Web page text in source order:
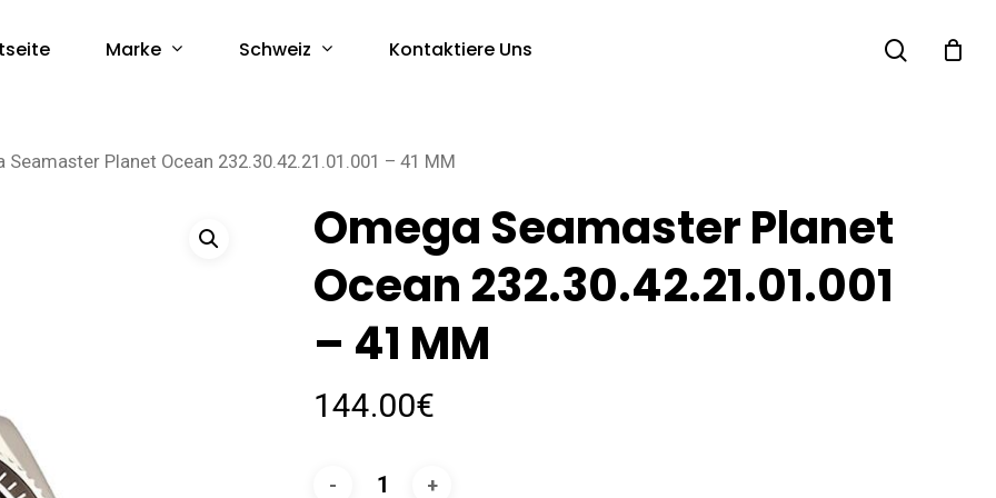
Marke Schweiz Kontaktiere Uns search
Seamaster Planet Ocean 232.30.42.21.01.001 – 41 MM
Omega Seamaster Planet
Ocean 232.30.42.21.01.001
– 41 MM
144.00€